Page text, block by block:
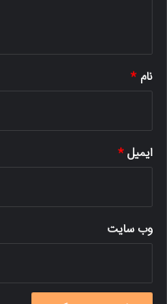
نام *
ایمیل*
وب‌ سایت